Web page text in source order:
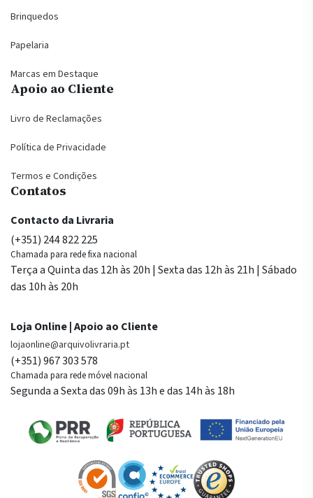
Brinquedos
Papelaria
Marcas em Destaque
Apoio ao Cliente
Livro de Reclamações
Política de Privacidade
Termos e Condições
Contatos
Contacto da Livraria
(+351) 244 822 225
Chamada para rede fixa nacional
Terça a Quinta das 12h às 20h | Sexta das 12h às 21h | Sábado
das 10h às 20h
Loja Online | Apoio ao Cliente
lojaonline@arquivolivraria.pt
(+351) 967 303 578
Chamada para rede móvel nacional
Segunda a Sexta das 09h às 13h e das 14h às 18h